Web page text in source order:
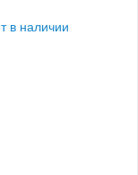
в наличии